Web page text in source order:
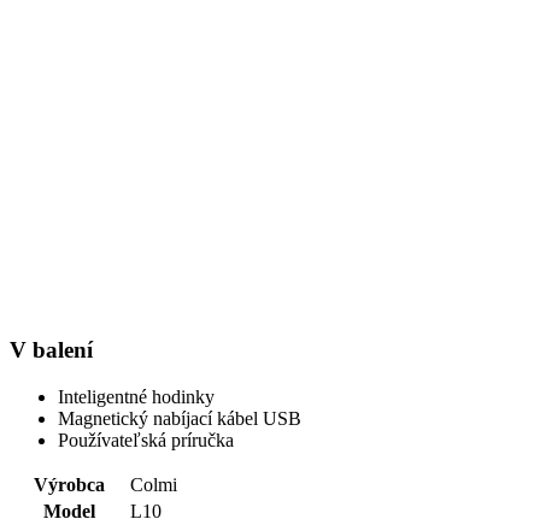
V balení
Inteligentné hodinky
Magnetický nabíjací kábel USB
Používateľská príručka
Výrobca
Colmi
Model
L10